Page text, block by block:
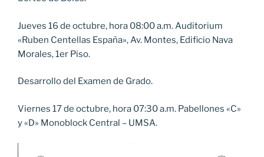
Jueves 16 de octubre, hora 08:00 a.m. Auditorium
«Ruben Centellas España», Av. Montes, Edificio Nava
Morales, 1er Piso.
Desarrollo del Examen de Grado.
Viernes 17 de octubre, hora 07:30 a.m. Pabellones «C»
y «D» Monoblock Central – UMSA.